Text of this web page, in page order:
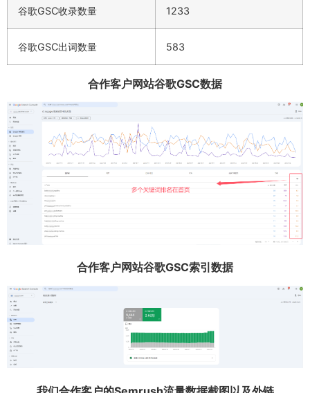
谷歌GSC收录数量 1233
谷歌GSC出词数量 583
合作客户网站谷歌GSC数据
合作客户网站谷歌GSC索引数据